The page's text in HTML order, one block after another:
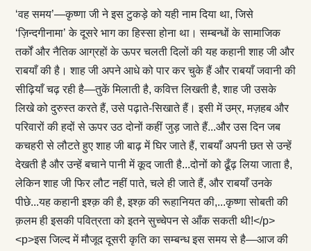
‘वह समय’—कृष्णा जी ने इस टुकड़े को यही नाम दिया था, जिसे
‘ज़िन्दगीनामा’ के दूसरे भाग का हिस्सा होना था। सम्बन्धों के सामाजिक
तर्कों और नैतिक आग्रहों के ऊपर चलती दिलों की यह कहानी शाह जी और
राबयाँ की है। शाह जी अपने आधे को पार कर चुके हैं और राबयाँ जवानी की
सीढ़ियाँ चढ़ रही है—तुकें मिलाती है, कवित्त लिखती है, शाह जी उसके
लिखे को दुरुस्त करते हैं, उसे पढ़ाते-सिखाते हैं। इसी में उम्र, मज़हब और
परिवारों की हदों से ऊपर उठ दोनों कहीं जुड़ जाते हैं...और उस दिन जब
कचहरी से लौटते हुए शाह जी बाढ़ में घिर जाते हैं, राबयाँ अपनी छत से उन्हें
देखती है और उन्हें बचाने पानी में कूद जाती है...दोनों को ढूँढ़ लिया जाता है,
लेकिन शाह जी फिर लौट नहीं पाते, चले ही जाते हैं, और राबयाँ उनके
पीछे...यह कहानी इश्क़ की है, इश्क़ की रूहानियत की,...कृष्णा सोबती की
क़लम ही इसकी पवित्रता को इतने सुच्चेपन से आँक सकती थी!</p>
<p>इस जिल्द में मौजूद दूसरी कृति का सम्बन्ध इस समय से है—आज की